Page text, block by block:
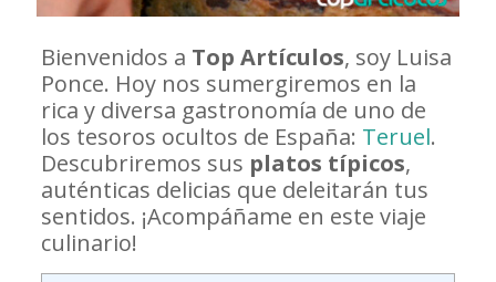
Bienvenidos a Top Artículos, soy Luisa
Ponce. Hoy nos sumergiremos en la
rica y diversa gastronomía de uno de
los tesoros ocultos de España: Teruel.
Descubriremos sus platos típicos,
auténticas delicias que deleitarán tus
sentidos. ¡Acompáñame en este viaje
culinario!